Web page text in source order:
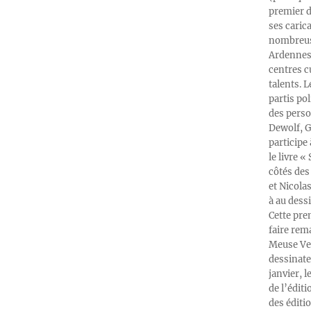
premier
ses
centres
talents.
partis
des
Dewolf,
participe
le livre «
côtés
et
à au
Cette
faire
Meuse
janvier,
de
des